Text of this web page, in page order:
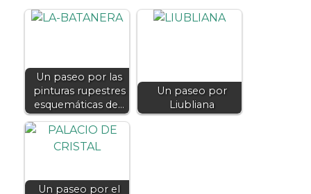
Un paseo por las
pinturas rupestres
esquemáticas de…
Un paseo por
Liubliana
Un paseo por el